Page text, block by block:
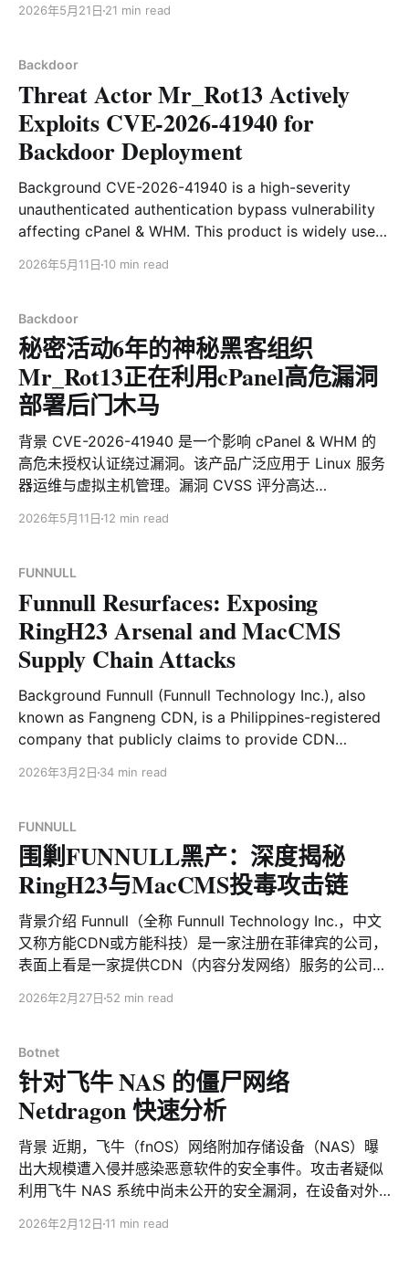
章，在页面底部植入恶意JavaScript Loader，用于辅助
面，诱导用户在本地执行恶意命令。 深入调查分析后，我
们确定这并非是针对客户的定向入侵，而是隶属于在野攻
击团伙以Ghost CMS为目标的大规模投毒活动。虽然
CVE-2026-26980早在2月19日就已公开披露，但大量用
户并未及时升级修补，为攻击者提供了可乘之机。目前至
成为双方争夺的目标，一天之内被先后植入不同的恶意代
码。 通过对页面投毒特征的主动探测，我们累计发现 700
多个域名遭到污染，其中不乏多个全球知名站点，覆盖大
学、区块链、AI / SaaS、安全研究、媒体、金融科技等多
2026年5月21日 21 min read
Backdoor
Threat Actor Mr_Rot13 Actively
Exploits CVE-2026-41940 for
Backdoor Deployment
Background CVE-2026-41940 is a high-severity
unauthenticated authentication bypass vulnerability
affecting cPanel & WHM. This product is widely used
management. The vulnerability has a CVSS score as
or password, an attacker can remotely bypass
authentication
2026年5月11日 10 min read
Backdoor
秘密活动6年的神秘黑客组织
Mr_Rot13正在利用cPanel高危漏洞
部署后门木马
背景 CVE-2026-41940 是一个影响 cPanel & WHM 的
高危未授权认证绕过漏洞。该产品广泛应用于 Linux 服务
器运维与虚拟主机管理。漏洞 CVSS 评分高达
绕过身份认证并接管 cPanel / WHM 控制面板，可使未经
限。 自 2026 年 4 月 28 日漏洞公开披露以来，XLab大
网威胁感知系统持续监测到大量黑灰产组织正在积极利用
该漏洞实施网络攻击，相关行为包括挖矿、勒索、僵尸网
络扩散、后门植入等多种恶意活动。监测数据显示，当前
已有来自全球的 2000 余个攻击源 IP 参与针对该漏洞的
区。主要来自德国、美国、巴西、荷兰等地区。 5月2
日，安全社区披露黑客已利用该漏洞成功入侵东南亚政府
2026年5月11日 12 min read
FUNNULL
Funnull Resurfaces: Exposing
RingH23 Arsenal and MacCMS
Supply Chain Attacks
Background Funnull (Funnull Technology Inc.), also
known as Fangneng CDN, is a Philippines-registered
company that publicly claims to provide CDN
infrastructure provider for Southeast Asia’s
for large-scale “pig-butchering” scam operations. It
has been formally
2026年3月2日 34 min read
FUNNULL
围剿FUNNULL黑产：深度揭秘
RingH23与MacCMS投毒攻击链
背景介绍 Funnull（全称 Funnull Technology Inc.，中文
又称方能CDN或方能科技）是一家注册在菲律宾的公司，
表面上看是一家提供CDN（内容分发网络）服务的公司，
提供商，专为“杀猪盘”网络诈骗提供一站式服务，被美国
也长期被视为“诈骗专用云”。2025年5月29日美国财政部
外国资产控制办公室（OFAC）正式宣布对Funnull黑产团
伙进行制裁，之后 Funnull 的公开运营基本陷于停滞。然
而网络黑产链条的往往有极强的韧性，Funnull这样的老牌
专业团队更是如此，“被打击、潜伏、再度回归”几乎成为
其生存常态，我们的最新研究表明Funnull已换皮复活。
时间回到2025年7月9日，Xlab大网威胁感知系统监测到
件。首先引起注意的是访问hxxp://zhw.]sh显示的图片，
2026年2月27日 52 min read
Botnet
针对飞牛 NAS 的僵尸网络
Netdragon 快速分析
背景 近期，飞牛（fnOS）网络附加存储设备（NAS）曝
出大规模遭入侵并感染恶意软件的安全事件。攻击者疑似
利用飞牛 NAS 系统中尚未公开的安全漏洞，在设备对外
并分析的恶意样本进行研判，我们确认其隶属于
2026年2月12日 11 min read